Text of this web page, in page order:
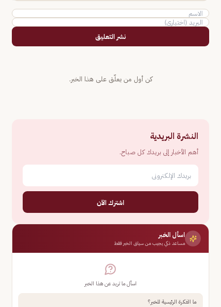
نشر التعليق
كن أول من يعلّق على هذا الخبر.
النشرة البريدية
أهم الأخبار إلى بريدك كل صباح.
اشترك الآن
اسأل الخبر
مساعد ذكي يجيب من سياق الخبر فقط
اسأل ما تريد عن هذا الخبر
ما الفكرة الرئيسية للخبر؟